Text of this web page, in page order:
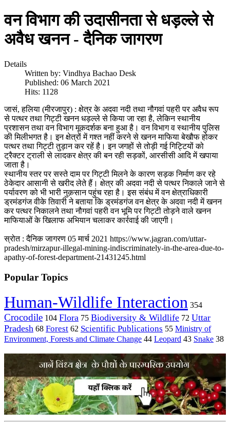
वन विभाग की उदासीनता से धड़ल्ले से
अवैध खनन - दैनिक जागरण
Details
Written by: Vindhya Bachao Desk
Published: 06 March 2021
Hits: 1128
जासं, हलिया (मीरजापुर) : क्षेत्र के अदवा नदी तथा नौगवां पहरी पर अवैध रूप
से पत्थर तथा गिट्टी खनन धड़ल्ले से किया जा रहा है, लेकिन स्थानीय
प्रशासन तथा वन विभाग मूकदर्शक बना हुआ है। वन विभाग व स्थानीय पुलिस
की मिलीभगत है। इन क्षेत्रों में गश्त नहीं करने से खनन माफिया बेखौफ होकर
पत्थर तथा गिट्टी तुड़ान कर रहें है। इन जगहों से तोड़ी गई गिट्टियों को
ट्रैक्टर ट्राली से लादकर क्षेत्र की बन रही सड़कों, आरसीसी आदि में खपाया
जाता है।
स्थानीय स्तर पर सस्ते दाम पर गिट्टी मिलने के कारण सड़क निर्माण कर रहे
ठेकेदार आसानी से खरीद लेते हैं। क्षेत्र की अदवा नदी से पत्थर निकाले जाने से
पर्यावरण को भी भारी नुक़सान पहुंच रहा है। इस संबंध में वन क्षेत्राधिकारी
ड्रमंडगंज वीके तिवारी ने बताया कि ड्रमंडगंज वन क्षेत्र के अदवा नदी में खनन
कर पत्थर निकालने तथा नौगवां पहरी वन भूमि पर गिट्टी तोड़ने वाले खनन
माफियाओं के खिलाफ अभियान चलाकर कार्रवाई की जाएगी।
स्रोत : दैनिक जागरण 05 मार्च 2021 https://www.jagran.com/uttar-
pradesh/mirzapur-illegal-mining-indiscriminately-in-the-area-due-to-
apathy-of-forest-department-21431245.html
Popular Topics
Human-Wildlife Interaction 354
Crocodile 104 Flora 75 Biodiversity & Wildlife 72 Uttar
Pradesh 68 Forest 62 Scientific Publications 55 Ministry of
Environment, Forests and Climate Change 44 Leopard 43 Snake 38